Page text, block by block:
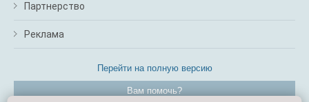
Партнерство
Реклама
Перейти на полную версию
Вам помочь?